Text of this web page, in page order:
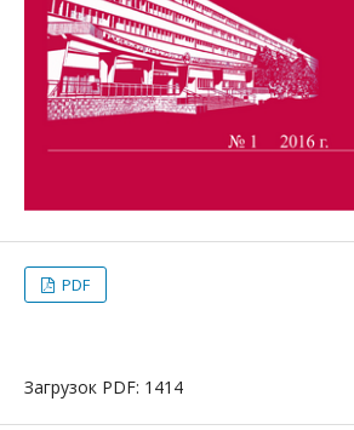
PDF
Загрузок PDF: 1414